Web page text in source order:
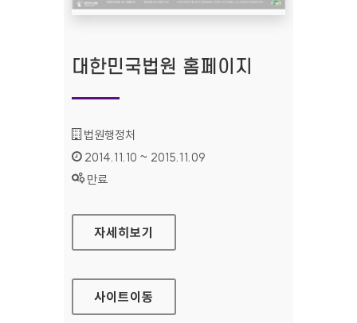
대한민국법원 홈페이지
기관명 :
법원행정처
인증기간 :
2014.11.10 ~ 2015.11.09
상태 :
만료
대한민국법원 홈페이지
자세히보기
사이트이동